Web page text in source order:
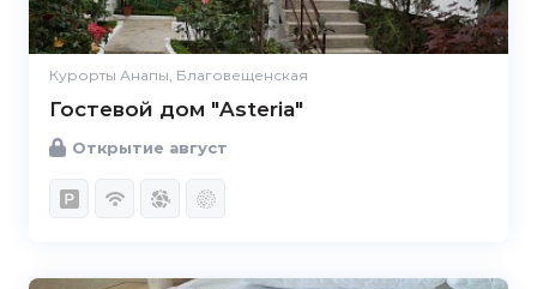
Курорты Анапы, Благовещенская
Гостевой дом "Asteria"
Открытие август